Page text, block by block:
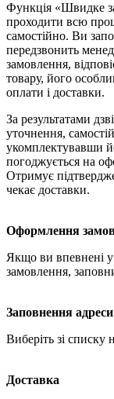
Функція «Швидке
проходити всю
самостійно. Ви
передзвонить
замовлення,
товару, його
оплати і доставки.
За результатами
уточнення,
укомплектувавши
погоджується на
Отримує
чекає доставки.
Оформлення
Якщо ви впевнені
замовлення,
Заповнення
Виберіть зі списку
Доставка